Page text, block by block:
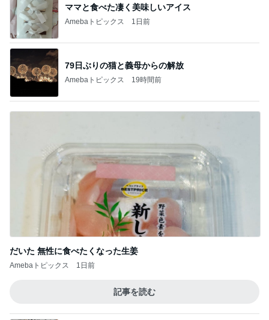
ママと食べた凄く美味しいアイス
Amebaトピックス 1日前
79日ぶりの猫と義母からの解放
Amebaトピックス 19時間前
だいた 無性に食べたくなった生姜
Amebaトピックス 1日前
記事を読む